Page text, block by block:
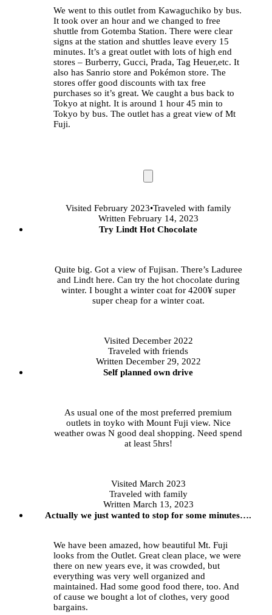
We went to this outlet from Kawaguchiko by bus.
It took over an hour and we changed to free
shuttle from Gotemba Station. There were clear
signs at the station and shuttles leave every 15
minutes. It’s a great outlet with lots of high end
stores – Burberry, Gucci, Prada, Tag Heuer,etc. It
also has Sanrio store and Pokémon store. The
stores offer good discounts with tax free
purchases so it’s great. We caught a bus back to
Tokyo at night. It is around 1 hour 45 min to
Tokyo by bus. The outlet has a great view of Mt
Fuji.
Visited February 2023•Traveled with family
Written February 14, 2023
Try Lindt Hot Chocolate
Quite big. Got a view of Fujisan. There’s Laduree
and Lindt here. Can try the hot chocolate during
winter. I bought a winter coat for 4200¥ super
super cheap for a winter coat.
Visited December 2022
Traveled with friends
Written December 29, 2022
Self planned own drive
As usual one of the most preferred premium
outlets in toyko with Mount Fuji view. Nice
weather owas N good deal shopping. Need spend
at least 5hrs!
Visited March 2023
Traveled with family
Written March 13, 2023
Actually we just wanted to stop for some minutes….
We have been amazed, how beautiful Mt. Fuji
looks from the Outlet. Great clean place, we were
there on new years eve, it was crowded, but
everything was very well organized and
maintained. Had some good food there, too. And
of cause we bought a lot of clothes, very good
bargains.